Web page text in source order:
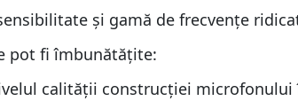
și gamă de frecvențe
pot fi îmbunătățite:
calității construcției microfonului